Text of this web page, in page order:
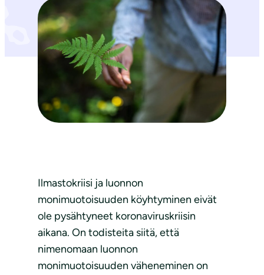
Ilmastokriisi ja luonnon
monimuotoisuuden köyhtyminen eivät
ole pysähtyneet koronaviruskriisin
aikana. On todisteita siitä, että
nimenomaan luonnon
monimuotoisuuden väheneminen on